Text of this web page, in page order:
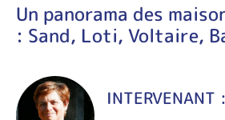
Un panorama des
: Sand, Loti, Voltaire,
INTERVENANT :